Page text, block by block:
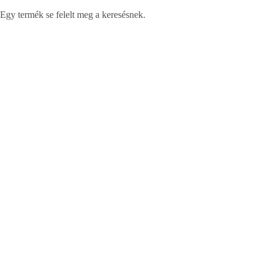
Egy termék se felelt meg a keresésnek.